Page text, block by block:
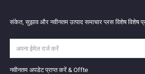
संकेत, सुझाव और नवीनतम उत्पाद समाचार प्लस विशेष विशेष
नवीनतम अपडेट प्राप्त करें & Offte